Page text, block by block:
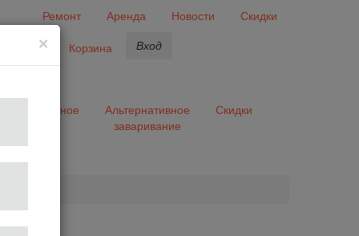
Ремонт Аренда Новости
Скидки
Корзина Вход
Разное
Альтернативное
заваривание
Скидки
×